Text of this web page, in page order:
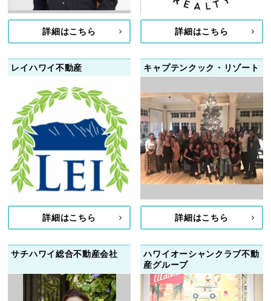
詳細はこちら 詳細はこちら
レイハワイ不動産
詳細はこちら
キャプテンクック・リゾート
詳細はこちら
サチハワイ総合不動産会社
ハワイオーシャンクラブ不動
産グループ